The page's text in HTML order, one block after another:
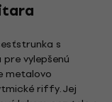
s
vylepšenú
metalovo
riffy. Jej